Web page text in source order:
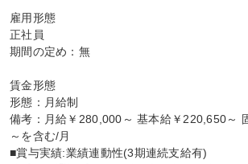
雇用形態
正社員
期間の定め：無
賃金形態
形態：月給制
備考：月給￥280,000～ 基本給￥220,650～
～を含む/月
■賞与実績:業績連動性(3期連続支給有)